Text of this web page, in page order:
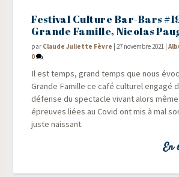
Festival Culture Bar-Bars
Grande Famille, Nicolas
par Claude Juliette Fèvre |27 novembre 2021 |
0
Il est temps, grand temps que nous
Grande Famille ce café cultu­rel enga­gé
défense du spec­tacle vivant alors
épreuves liées au Covid ont mis à mal
juste naissant.
En